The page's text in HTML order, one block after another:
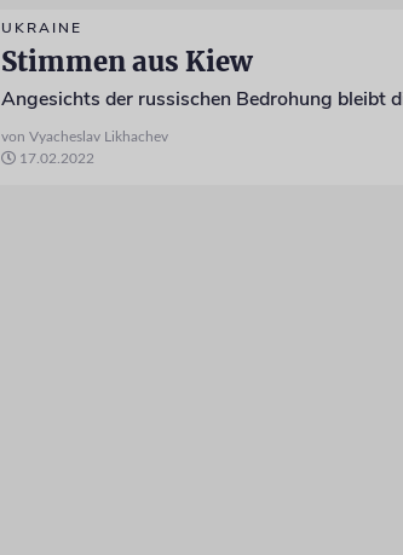
UKRAINE
Stimmen aus Kiew
Angesichts der russischen Bedrohung bleibt
von Vyacheslav Likhachev
17.02.2022